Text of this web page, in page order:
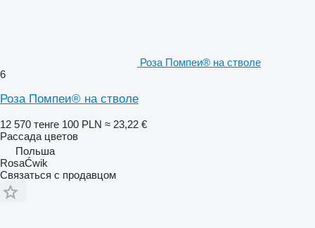
Роза Помпеи® на стволе
6
Роза Помпеи® на стволе
12 570 тенге 100 PLN ≈ 23,22 €
Рассада цветов
Польша
RosaĆwik
Связаться с продавцом